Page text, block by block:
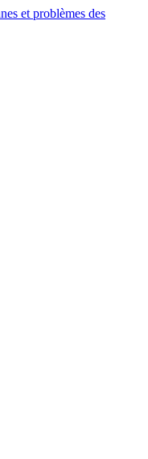
et problèmes des